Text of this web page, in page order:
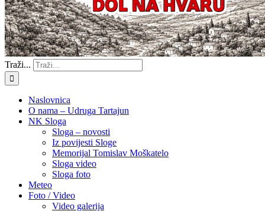
Traži...
Naslovnica
O nama – Udruga Tartajun
NK Sloga
Sloga – novosti
Iz povijesti Sloge
Memorijal Tomislav Moškatelo
Sloga video
Sloga foto
Meteo
Foto / Video
Video galerija